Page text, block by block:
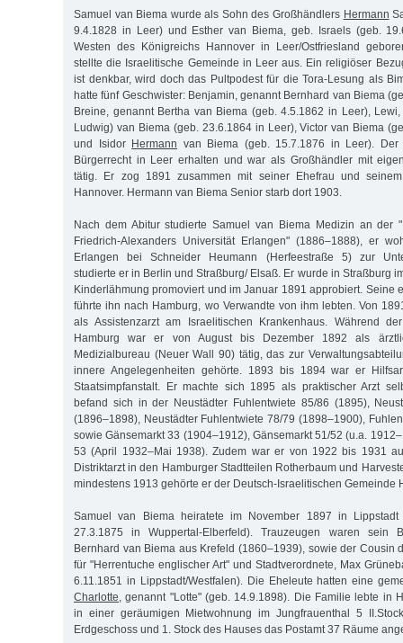
Samuel van Biema wurde als Sohn des Großhändlers Hermann
9.4.1828 in Leer) und Esther van Biema, geb. Israels (geb.
Westen des Königreichs Hannover in Leer/Ostfriesland
stellte die Israelitische Gemeinde in Leer aus. Ein religiöser
ist denkbar, wird doch das Pultpodest für die Tora-Lesung als
hatte fünf Geschwister: Benjamin, genannt Bernhard van Biema
Breine, genannt Bertha van Biema (geb. 4.5.1862 in Leer),
Ludwig) van Biema (geb. 23.6.1864 in Leer), Victor van Biema
und Isidor Hermann van Biema (geb. 15.7.1876 in Leer).
Bürgerrecht in Leer erhalten und war als Großhändler mit
tätig. Er zog 1891 zusammen mit seiner Ehefrau und
Hannover. Hermann van Biema Senior starb dort 1903.
Nach dem Abitur studierte Samuel van Biema Medizin an der
Friedrich-Alexanders Universität Erlangen" (1886–1888), er
Erlangen bei Schneider Heumann (Herfeestraße 5) zur
studierte er in Berlin und Straßburg/ Elsaß. Er wurde in Straßburg
Kinderlähmung promoviert und im Januar 1891 approbiert. Seine
führte ihn nach Hamburg, wo Verwandte von ihm lebten. Von
als Assistenzarzt am Israelitischen Krankenhaus. Während
Hamburg war er von August bis Dezember 1892 als
Medizialbureau (Neuer Wall 90) tätig, das zur
innere Angelegenheiten gehörte. 1893 bis 1894 war er
Staatsimpfanstalt. Er machte sich 1895 als praktischer Arzt
befand sich in der Neustädter Fuhlentwiete 85/86 (1895),
(1896–1898), Neustädter Fuhlentwiete 78/79 (1898–1900),
sowie Gänsemarkt 33 (1904–1912), Gänsemarkt 51/52 (u.a.
53 (April 1932–Mai 1938). Zudem war er von 1922 bis 1931
Distriktarzt in den Hamburger Stadtteilen Rotherbaum und
mindestens 1913 gehörte er der Deutsch-Israelitischen Gemeinde
Samuel van Biema heiratete im November 1897 in Lippstadt
27.3.1875 in Wuppertal-Elberfeld). Trauzeugen waren sein
Bernhard van Biema aus Krefeld (1860–1939), sowie der Cousin
für "Herrentuche englischer Art" und Stadtverordnete, Max
6.11.1851 in Lippstadt/Westfalen). Die Eheleute hatten eine
Charlotte, genannt "Lotte" (geb. 14.9.1898). Die Familie lebte in
in einer geräumigen Mietwohnung im Jungfrauenthal 5
Erdgeschoss und 1. Stock des Hauses das Postamt 37 Räume